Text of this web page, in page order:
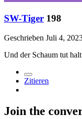
SW-Tiger 198
Geschrieben Juli 4,
Und der Schaum tut
Zitieren
Join the